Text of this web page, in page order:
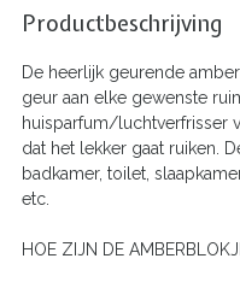
Productbeschrijving
De heerlijk geurende
geur aan elke gewenste
huisparfum/luchtverfrisser
dat het lekker gaat ruiken.
badkamer, toilet,
etc.
HOE ZIJN DE